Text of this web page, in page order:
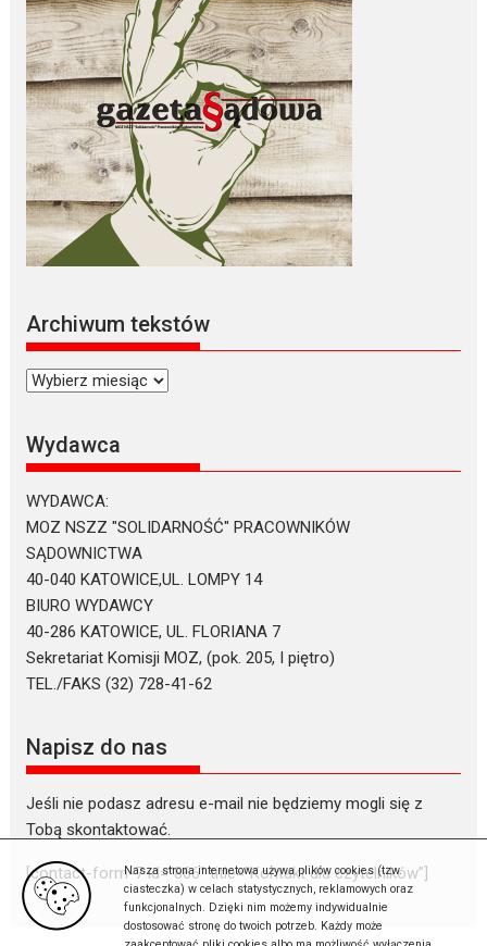
Nasza strona internetowa używa plików cookies (tzw.
ciasteczka) w celach statystycznych, reklamowych oraz
funkcjonalnych. Dzięki nim możemy indywidualnie
dostosować stronę do twoich potrzeb. Każdy może
Archiwum tekstów
Archiwum
Wydawca
WYDAWCA:
MOZ NSZZ "SOLIDARNOŚĆ" PRACOWNIKÓW
SĄDOWNICTWA
40-040 KATOWICE,UL. LOMPY 14
BIURO WYDAWCY
40-286 KATOWICE, UL. FLORIANA 7
Sekretariat Komisji MOZ, (pok. 205, I piętro)
TEL./FAKS (32) 728-41-62
Napisz do nas
Jeśli nie podasz adresu e-mail nie będziemy mogli się z
Tobą skontaktować.
[contact-form-7 id=”866″ title=”Kontakt dla czytelników”]